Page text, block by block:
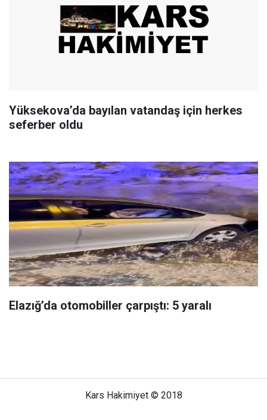
Yüksekova’da bayılan vatandaş için herkes
seferber oldu
Elazığ’da otomobiller çarpıştı: 5 yaralı
Kars Hakimiyet © 2018